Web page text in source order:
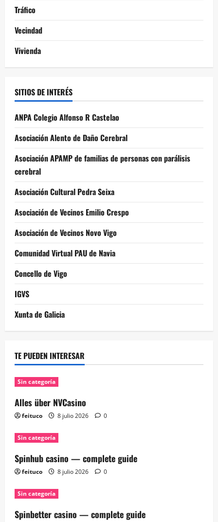
Tráfico
Vecindad
Vivienda
SITIOS DE INTERÉS
ANPA Colegio Alfonso R Castelao
Asociación Alento de Daño Cerebral
Asociación APAMP de familias de personas con parálisis
cerebral
Asociación Cultural Pedra Seixa
Asociación de Vecinos Emilio Crespo
Asociación de Vecinos Novo Vigo
Comunidad Virtual PAU de Navia
Concello de Vigo
IGVS
Xunta de Galicia
TE PUEDEN INTERESAR
Sin categoría
Alles über NVCasino
feituco 8 julio 2026 0
Sin categoría
Spinhub casino — complete guide
feituco 8 julio 2026 0
Sin categoría
Spinbetter casino — complete guide